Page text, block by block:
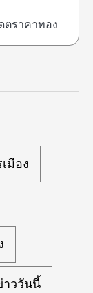
ตราคาทอง
มือง
าววันนี้